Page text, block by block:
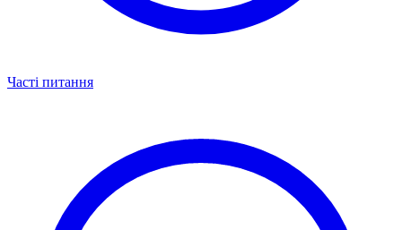
Часті питання